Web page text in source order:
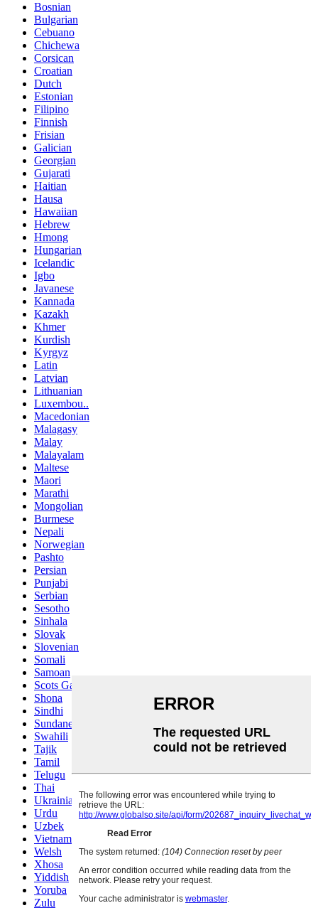
Bosnian
Bulgarian
Cebuano
Chichewa
Corsican
Croatian
Dutch
Estonian
Filipino
Finnish
Frisian
Galician
Georgian
Gujarati
Haitian
Hausa
Hawaiian
Hebrew
Hmong
Hungarian
Icelandic
Igbo
Javanese
Kannada
Kazakh
Khmer
Kurdish
Kyrgyz
Latin
Latvian
Lithuanian
Luxembou..
Macedonian
Malagasy
Malay
Malayalam
Maltese
Maori
Marathi
Mongolian
Burmese
Nepali
Norwegian
Pashto
Persian
Punjabi
Serbian
Sesotho
Sinhala
Slovak
Slovenian
Somali
Samoan
Scots Gaelic
Shona
Sindhi
Sundanese
Swahili
Tajik
Tamil
Telugu
Thai
Ukrainian
Urdu
Uzbek
Vietnamese
Welsh
Xhosa
Yiddish
Yoruba
Zulu